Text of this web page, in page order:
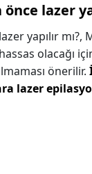
lazer
yapılır mı?,
olacağı
önerilir.
lazer